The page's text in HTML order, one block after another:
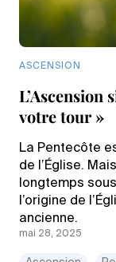
ASCENSION
L’Ascension
votre tour »
La Pentecôte
de l’Église.
longtemps
l’origine de
ancienne.
mai 28, 2025